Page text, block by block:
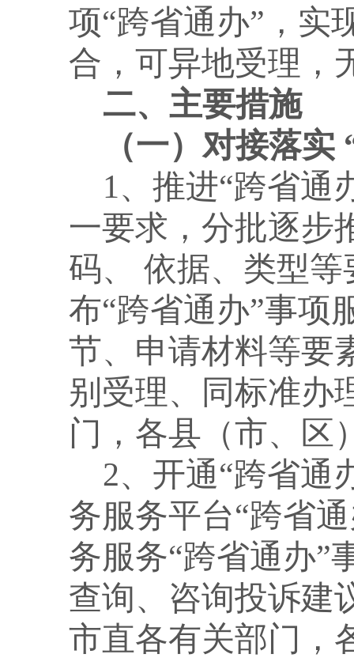
项“跨省通办”，实
合，可异地受理，
二、主要措施
（一）对接落实
1、推进“跨省通
一要求，分批逐步
码、 依据、类型
布“跨省通办”事项
节、申请材料等要
别受理、同标准办
门，各县（市、区
2、开通“跨省通
务服务平台“跨省
务服务“跨省通办”
查询、咨询投诉建
市直各有关部门，